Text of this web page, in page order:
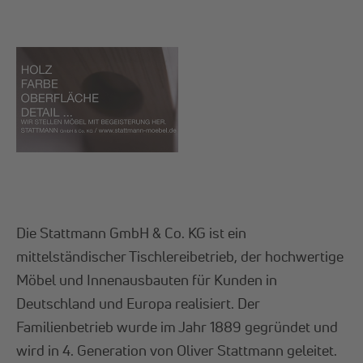
Die Stattmann GmbH & Co. KG ist ein
mittelständischer Tischlereibetrieb, der hochwertige
Möbel und Innenausbauten für Kunden in
Deutschland und Europa realisiert. Der
Familienbetrieb wurde im Jahr 1889 gegründet und
wird in 4. Generation von Oliver Stattmann geleitet.